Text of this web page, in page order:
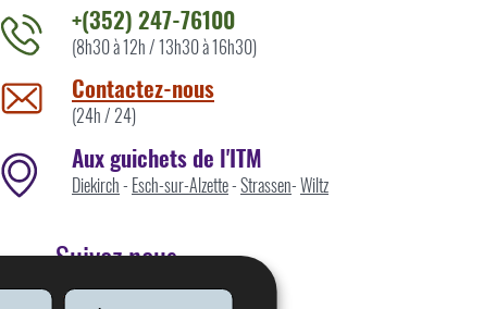
Contacter
l'ITM
par
+(352) 247-76100
(8h30 à 12h / 13h30 à 16h30)
Contactez-nous
(24h / 24)
Aux guichets de l'ITM
Diekirch- Esch-sur-Alzette-Strassen-Wiltz
Suivez nous